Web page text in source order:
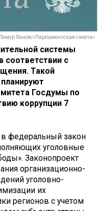
Ханов/«Парламентская газета»
системы
соответствии с
Такой
Госдумы по
коррупции 7
в федеральный закон
уголовные
Законопроект
организационно-
уголовно-
их
регионов с учетом